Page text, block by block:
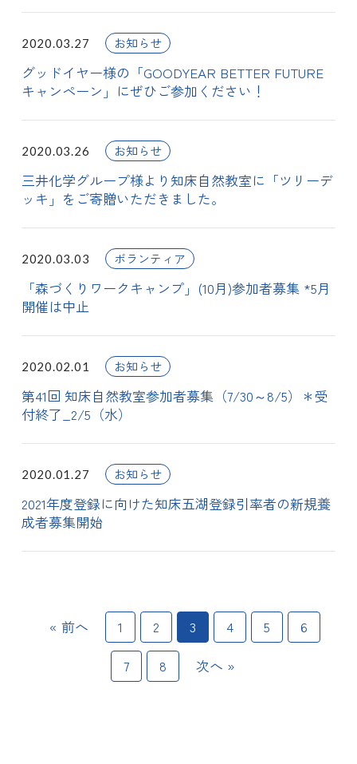
2020.03.27 お知らせ
グッドイヤー様の「GOODYEAR BETTER FUTURE
キャンペーン」にぜひご参加ください！
2020.03.26 お知らせ
三井化学グループ様より知床自然教室に「ツリーデ
ッキ」をご寄贈いただきました。
2020.03.03 ボランティア
「森づくりワークキャンプ」(10月)参加者募集 *5月
開催は中止
2020.02.01 お知らせ
第41回 知床自然教室参加者募集（7/30～8/5）＊受
付終了_2/5（水）
2020.01.27 お知らせ
2021年度登録に向けた知床五湖登録引率者の新規養
成者募集開始
« 前へ 1 2 3 4 5
6
7
8 次へ »